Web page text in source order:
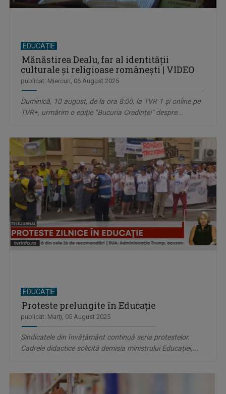
EDUCAȚIE
Mănăstirea Dealu, far al identității
culturale și religioase românești | VIDEO
publicat: Miercuri, 06 August 2025
Duminică, 10 august, de la ora 8:00, la TVR 1 și online pe
TVR+, urmărim o ediție "Bucuria Credinței" despre...
EDUCAȚIE
Proteste prelungite în Educație
publicat: Marţi, 05 August 2025
Sindicatele din învățământ continuă seria protestelor.
Cadrele didactice solicită demisia ministrului Educației,...